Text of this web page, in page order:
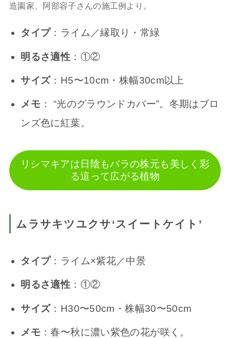
造園家、阿部容子さんの施工例より。
タイプ：ライム／縁取り・常緑
明るさ適性 ：①②
サイズ：H5〜10cm・株幅30cm以上
メモ ： “光のグラウンドカバー”。冬期はブロ
ンズ色に紅葉。
リシマキアは日陰もバラの株元も美しく彩
る這って広がる植物
ムラサキツユクサ‘スイートケイト’
タイプ：ライム×紫花／中景
明るさ適性 ：①②
サイズ：H30〜50cm・株幅30〜50cm
メモ ：春〜秋に濃い紫色の花が咲く。